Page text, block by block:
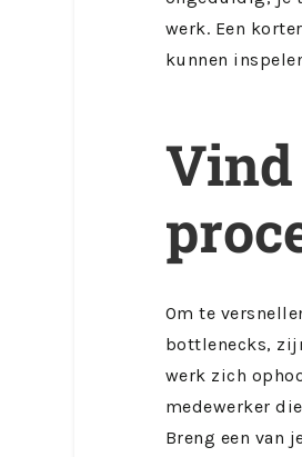
werk. Een
kunnen
Vind
Om te
bottlenecks,
werk zich
medewerker
Breng een van